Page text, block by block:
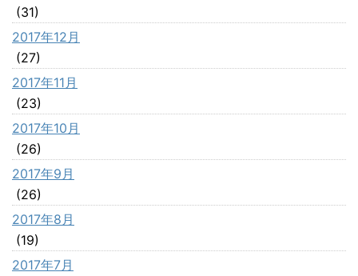
(31)
2017年12月
(27)
2017年11月
(23)
2017年10月
(26)
2017年9月
(26)
2017年8月
(19)
2017年7月